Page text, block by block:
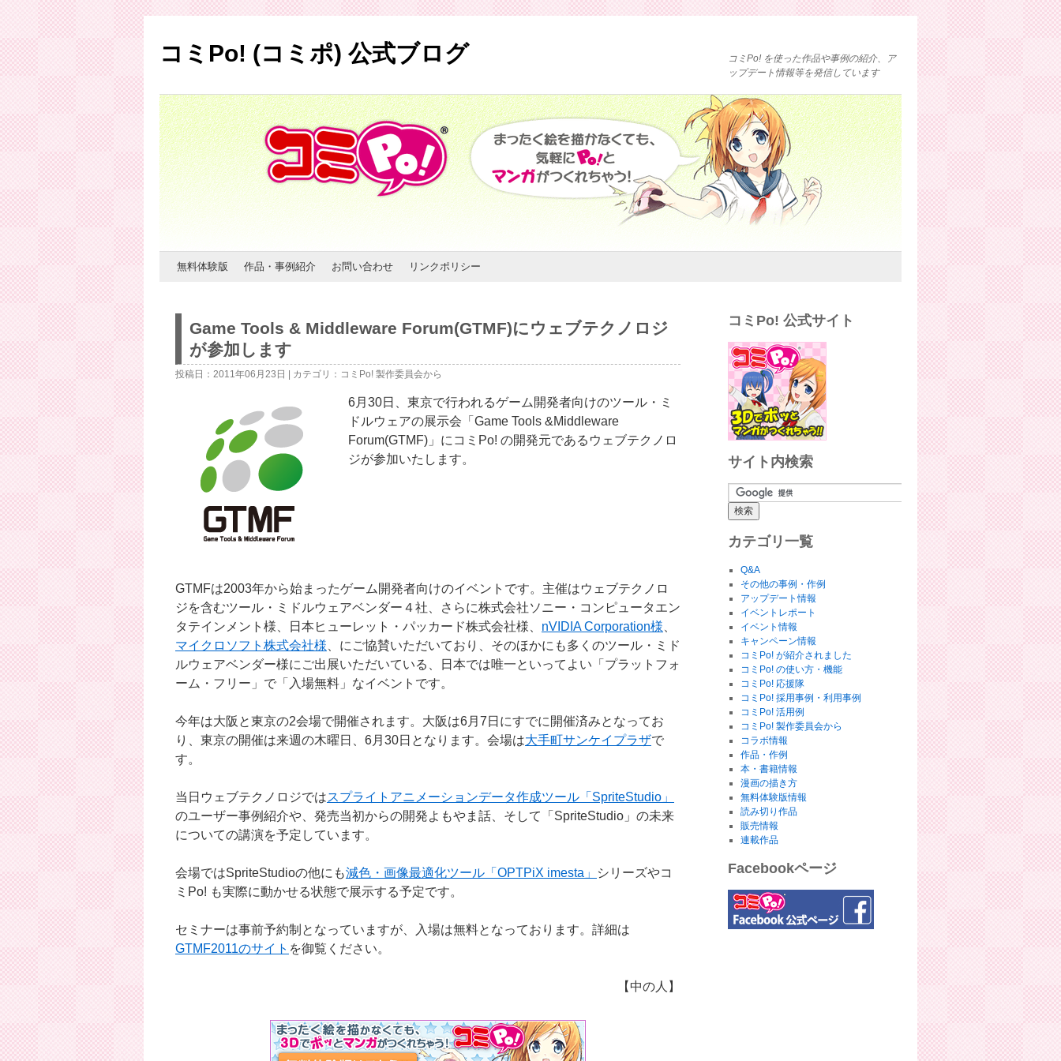
コミPo! (コミポ) 公式ブログ
コミPo! を使った作品や事例の紹介、ア
ップデート情報等を発信しています
無料体験版 作品・事例紹介 お問い合わせ リンクポリシー
Game Tools & Middleware Forum(GTMF)にウェブテクノロジ
が参加します
投稿日：2011年06月23日 | カテゴリ： コミPo! 製作委員会から
6月30日、東京で行われるゲーム開発者向けのツール・ミ
ドルウェアの展示会「Game Tools &Middleware
Forum(GTMF)」にコミPo! の開発元であるウェブテクノロ
ジが参加いたします。
GTMFは2003年から始まったゲーム開発者向けのイベントです。主催はウェブテクノロ
ジを含むツール・ミドルウェアベンダー４社、さらに株式会社ソニー・コンピュータエン
タテインメント様、日本ヒューレット・パッカード株式会社様、 nVIDIA Corporation様
マイクロソフト株式会社様
にご協賛いただいており、そのほかにも多くのツール・ミド
ルウェアベンダー様にご出展いただいている、日本では唯一といってよい「プラットフォ
ーム・フリー」で「入場無料」なイベントです。
今年は大阪と東京の2会場で開催されます。大阪は6月7日にすでに開催済みとなってお
り、東京の開催は来週の木曜日、6月30日となります。会場は大手町サンケイプラザで
す。
当日ウェブテクノロジではスプライトアニメーションデータ作成ツール「SpriteStudio」
のユーザー事例紹介や、発売当初からの開発よもやま話、そして「SpriteStudio」の未来
についての講演を予定しています。
会場ではSpriteStudioの他にも減色・画像最適化ツール「OPTPiX imesta」
シリーズやコ
ミPo! も実際に動かせる状態で展示する予定です。
セミナーは事前予約制となっていますが、入場は無料となっております。詳細は
GTMF2011のサイト を御覧ください。
【中の人】
コミPo! 公式サイト
サイト内検索
カテゴリ一覧
Q&A
その他の事例・作例
アップデート情報
イベントレポート
イベント情報
キャンペーン情報
コミPo! が紹介されました
コミPo! の使い方・機能
コミPo! 応援隊
コミPo! 採用事例・利用事例
コミPo! 活用例
コミPo! 製作委員会から
コラボ情報
作品・作例
本・書籍情報
漫画の描き方
無料体験版情報
読み切り作品
販売情報
連載作品
Facebookページ